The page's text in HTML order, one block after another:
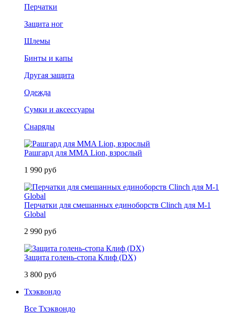
Перчатки
Защита ног
Шлемы
Бинты и капы
Другая защита
Одежда
Сумки и аксессуары
Снаряды
Рашгард для MMA Lion, взрослый
1 990 руб
Перчатки для смешанных единоборств Clinch для M-1
Global
2 990 руб
Защита голень-стопа Клиф (DX)
3 800 руб
Тхэквондо
Все Тхэквондо